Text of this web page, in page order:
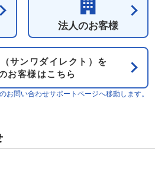
法人のお客様
サンワダイレクト）を
お客様はこちら
お問い合わせサポートページへ移動します。